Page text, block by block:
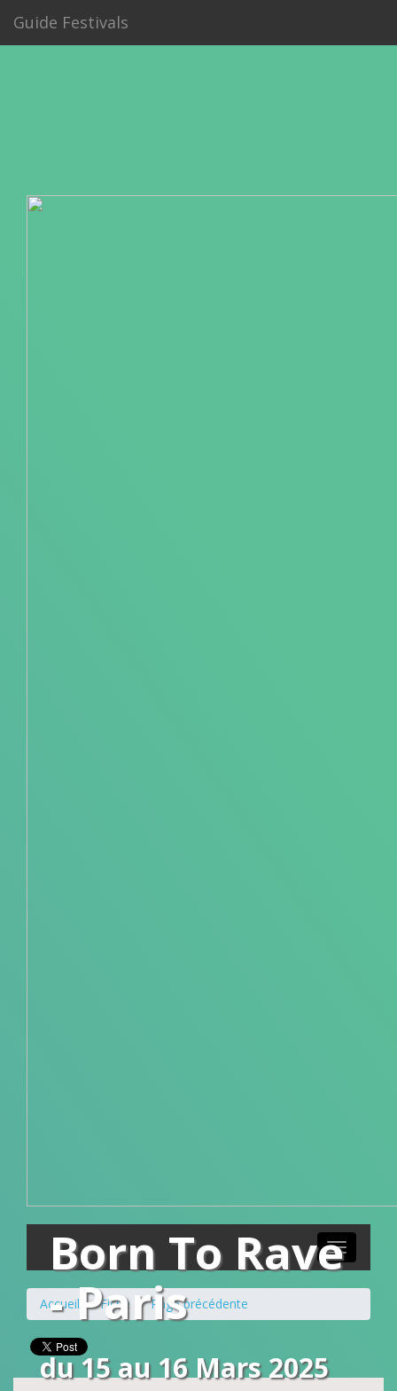
Guide Festivals
Toggle
navigation
Accueil Fiche Page précédente
Born To Rave
- Paris
du 15 au 16 Mars 2025